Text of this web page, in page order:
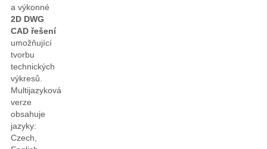
a výkonné
2D DWG
CAD řešení
umožňující
tvorbu
technických
výkresů.
Multijazyková
verze
obsahuje
jazyky:
Czech,